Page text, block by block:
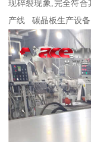
现碎裂现象,完全符合
产线 碳晶板生产设备